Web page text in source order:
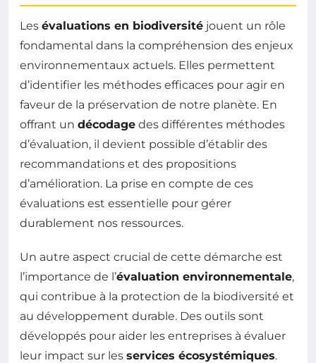
Les évaluations en biodiversité jouent un rôle
fondamental dans la compréhension des enjeux
environnementaux actuels. Elles permettent
d’identifier les méthodes efficaces pour agir en
faveur de la préservation de notre planète. En
offrant un décodage des différentes méthodes
d’évaluation, il devient possible d’établir des
recommandations et des propositions
d’amélioration. La prise en compte de ces
évaluations est essentielle pour gérer
durablement nos ressources.
Un autre aspect crucial de cette démarche est
l’importance de l’évaluation environnementale,
qui contribue à la protection de la biodiversité et
au développement durable. Des outils sont
développés pour aider les entreprises à évaluer
leur impact sur les services écosystémiques.